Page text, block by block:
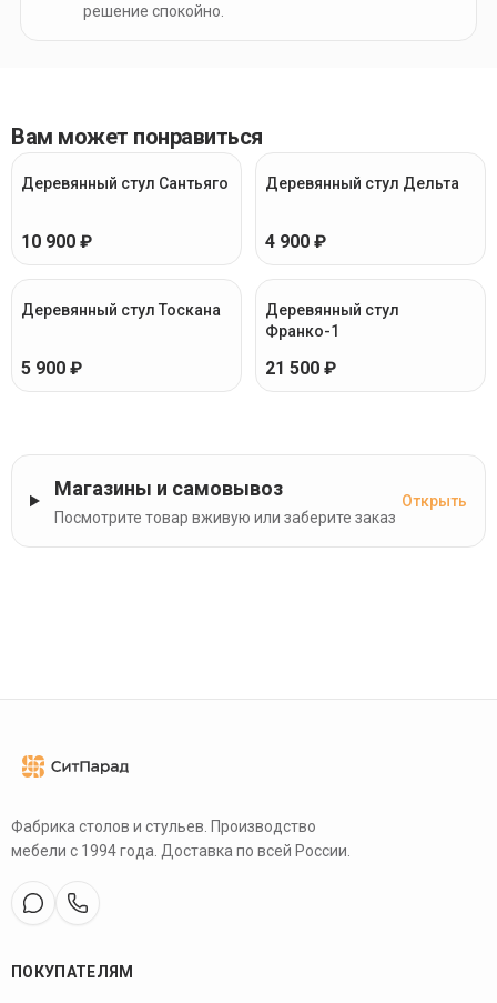
решение спокойно.
Вам может понравиться
Деревянный стул Сантьяго
10 900 ₽
Деревянный стул Дельта
4 900 ₽
Деревянный стул Тоскана
5 900 ₽
Деревянный стул
Франко-1
21 500 ₽
Магазины и самовывоз
Посмотрите товар вживую или заберите заказ
Открыть
Фабрика столов и стульев. Производство
мебели с 1994 года. Доставка по всей России.
ПОКУПАТЕЛЯМ